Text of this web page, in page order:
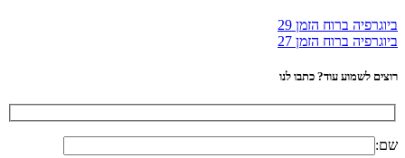
ביוגרפיה ברוח הזמן 29
ביוגרפיה ברוח הזמן 27
רוצים לשמוע עוד? כתבו לנו
שם: